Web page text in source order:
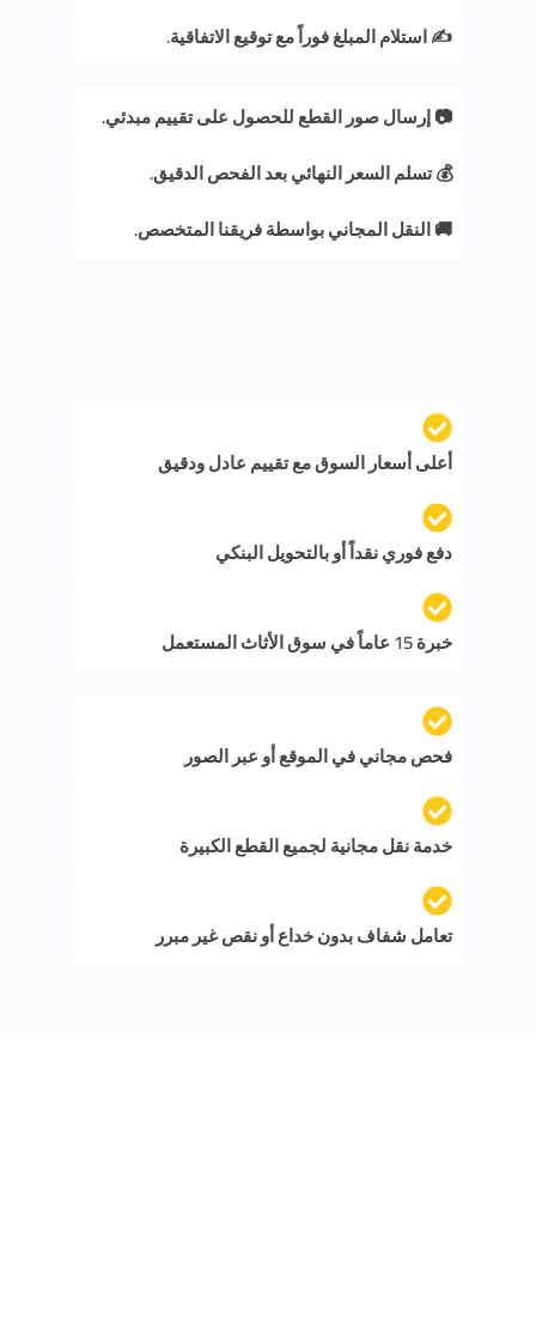
✍️ استلام المبلغ فوراً مع توقيع الاتفاقية.
📷 إرسال صور القطع للحصول على تقييم مبدئي.
💰 تسلم السعر النهائي بعد الفحص الدقيق.
🚚 النقل المجاني بواسطة فريقنا المتخصص.
أعلى أسعار السوق مع تقييم عادل ودقيق
دفع فوري نقداً أو بالتحويل البنكي
خبرة 15 عاماً في سوق الأثاث المستعمل
فحص مجاني في الموقع أو عبر الصور
خدمة نقل مجانية لجميع القطع الكبيرة
تعامل شفاف بدون خداع أو نقص غير مبرر